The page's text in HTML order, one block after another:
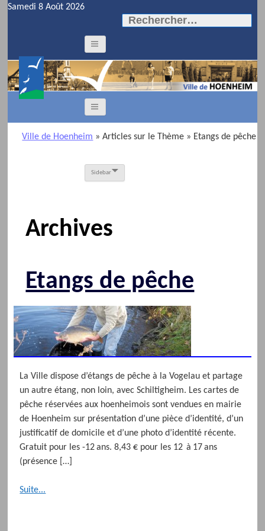
Samedi 8 Août 2026
Rechercher :
Ville de Hoenheim » Articles sur le Thème » Etangs de pêche
Sidebar
Archives
Etangs de pêche
La Ville dispose d’étangs de pêche à la Vogelau et partage
un autre étang, non loin, avec Schiltigheim. Les cartes de
pêche réservées aux hoenheimois sont vendues en mairie
de Hoenheim sur présentation d’une pièce d’identité, d’un
justificatif de domicile et d’une photo d’identité récente.
Gratuit pour les -12 ans. 8,43 € pour les 12 à 17 ans
(présence […]
Suite...